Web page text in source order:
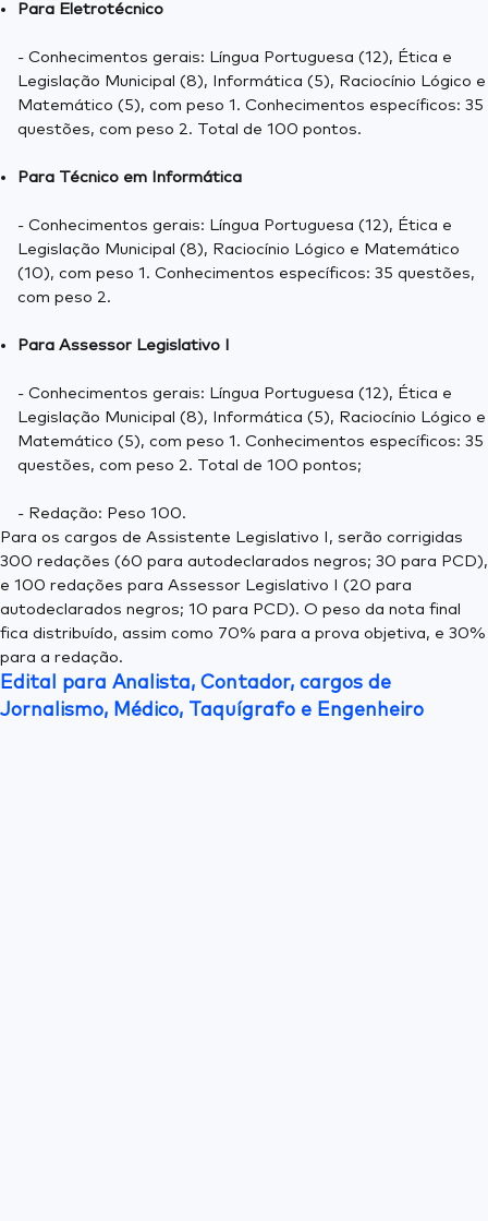
Para Eletrotécnico
- Conhecimentos gerais: Língua Portuguesa (12), Ética e
Legislação Municipal (8), Informática (5), Raciocínio Lógico e
Matemático (5), com peso 1. Conhecimentos específicos: 35
questões, com peso 2. Total de 100 pontos.
Para Técnico em Informática
- Conhecimentos gerais: Língua Portuguesa (12), Ética e
Legislação Municipal (8), Raciocínio Lógico e Matemático
(10), com peso 1. Conhecimentos específicos: 35 questões,
com peso 2.
Para Assessor Legislativo I
- Conhecimentos gerais: Língua Portuguesa (12), Ética e
Legislação Municipal (8), Informática (5), Raciocínio Lógico e
Matemático (5), com peso 1. Conhecimentos específicos: 35
questões, com peso 2. Total de 100 pontos;
- Redação: Peso 100.
Para os cargos de Assistente Legislativo I, serão corrigidas
300 redações (60 para autodeclarados negros; 30 para PCD),
e 100 redações para Assessor Legislativo I (20 para
autodeclarados negros; 10 para PCD). O peso da nota final
fica distribuído, assim como 70% para a prova objetiva, e 30%
para a redação.
Edital para Analista, Contador, cargos de
Jornalismo, Médico, Taquígrafo e Engenheiro